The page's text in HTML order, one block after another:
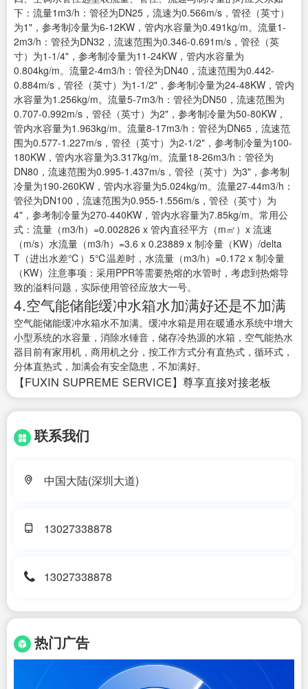
下：流量1m3/h：管径为DN25，流速为0.566m/s，管径（英寸）
为1"，参考制冷量为6-12KW，管内水容量为0.491kg/m。流量1-
2m3/h：管径为DN32，流速范围为0.346-0.691m/s，管径（英
寸）为1-1/4"，参考制冷量为11-24KW，管内水容量为
0.804kg/m。流量2-4m3/h：管径为DN40，流速范围为0.442-
0.884m/s，管径（英寸）为1-1/2"，参考制冷量为24-48KW，管内
水容量为1.256kg/m。流量5-7m3/h：管径为DN50，流速范围为
0.707-0.992m/s，管径（英寸）为2"，参考制冷量为50-80KW，
管内水容量为1.963kg/m。流量8-17m3/h：管径为DN65，流速范
围为0.577-1.227m/s，管径（英寸）为2-1/2"，参考制冷量为100-
180KW，管内水容量为3.317kg/m。流量18-26m3/h：管径为
DN80，流速范围为0.995-1.437m/s，管径（英寸）为3"，参考制
冷量为190-260KW，管内水容量为5.024kg/m。流量27-44m3/h：
管径为DN100，流速范围为0.955-1.556m/s，管径（英寸）为
4"，参考制冷量为270-440KW，管内水容量为7.85kg/m。常用公
式：流量（m3/h）=0.002826 x 管内直径平方（m㎡）x 流速
（m/s）水流量（m3/h）=3.6 x 0.23889 x 制冷量（KW）/delta
T（进出水差℃）5℃温差时，水流量（m3/h）=0.172 x 制冷量
（KW）注意事项：采用PPR等需要热熔的水管时，考虑到热熔导
致的溢料问题，实际使用管径应放大一号。
4.空气能储能缓冲水箱水加满好还是不加满
空气能储能缓冲水箱水不加满。缓冲水箱是用在暖通水系统中增大
小型系统的水容量，消除水锤音，储存冷热源的水箱，空气能热水
器目前有家用机，商用机之分，按工作方式分有直热式，循环式，
分体直热式，加满会有安全隐患，不加满好。
【FUXIN SUPREME SERVICE】尊享直接对接老板
联系我们
中国大陆(深圳大道)
13027338878
13027338878
热门广告